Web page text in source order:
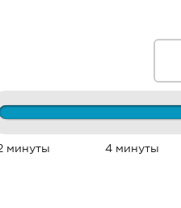
минуты 4 минуты